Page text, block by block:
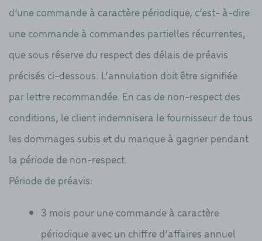
d’une commande à caractère périodique, c’est- à-dire
une commande à commandes partielles récurrentes,
que sous réserve du respect des délais de préavis
précisés ci-dessous. L’annulation doit être signifiée
par lettre recommandée. En cas de non-respect des
conditions, le client indemnisera le fournisseur de tous
les dommages subis et du manque à gagner pendant
la période de non-respect.
Période de préavis:
3 mois pour une commande à caractère
périodique avec un chiffre d’affaires annuel